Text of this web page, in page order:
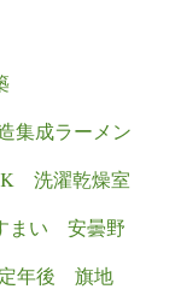
集成ラーメン
洗濯乾燥室
まい
安曇野
定年後
旗地